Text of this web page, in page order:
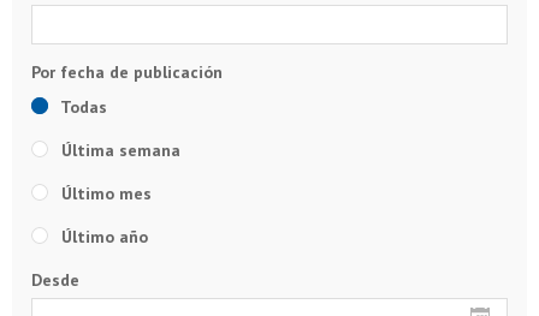
Todas
Última semana
Último mes
Último año
Desde